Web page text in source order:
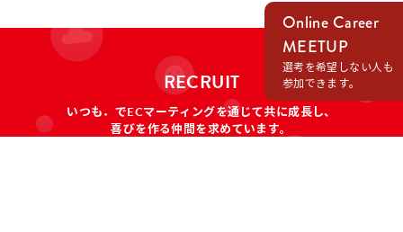
Online Career
MEETUP
選考を希望しない人も
参加できます。
RECRUIT
いつも．でECマーティングを通じて共に成長し、
喜びを作る仲間を求めています。